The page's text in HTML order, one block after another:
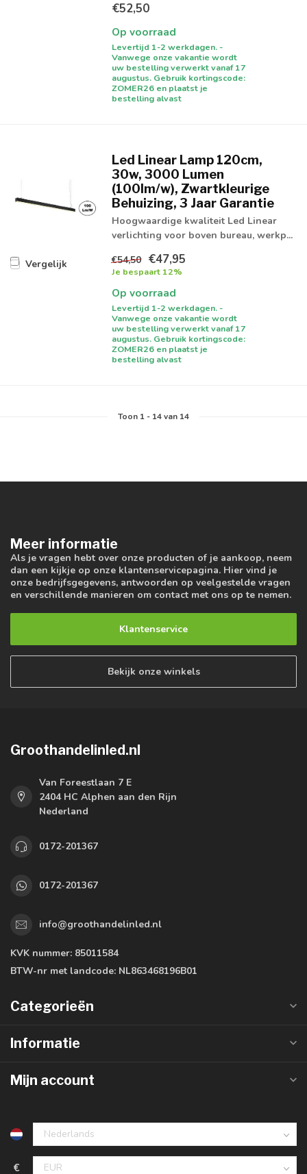
€52,50
Op voorraad
Levertijd 1-2 werkdagen. -
Vanwege onze vakantie wordt
uw bestelling verwerkt vanaf 17
augustus. Gebruik kortingscode:
ZOMER26 en plaatst je
bestelling alvast
Vergelijk
Led Linear Lamp 120cm,
30w, 3000 Lumen
(100lm/w), Zwartkleurige
Behuizing, 3 Jaar Garantie
Hoogwaardige kwaliteit Led Linear
verlichting voor boven bureau, werkp...
€54,50 €47,95
Je bespaart 12%
Op voorraad
Levertijd 1-2 werkdagen. -
Vanwege onze vakantie wordt
uw bestelling verwerkt vanaf 17
augustus. Gebruik kortingscode:
ZOMER26 en plaatst je
bestelling alvast
Toon 1- 14van 14
Meer informatie
Als je vragen hebt over onze producten of je aankoop, neem
dan een kijkje op onze klantenservicepagina. Hier vind je
onze bedrijfsgegevens, antwoorden op veelgestelde vragen
en verschillende manieren om contact met ons op te nemen.
Klantenservice
Bekijk onze winkels
Groothandelinled.nl
Van Foreestlaan 7 E
2404 HC Alphen aan den Rijn
Nederland
0172-201367
0172-201367
info@groothandelinled.nl
KVK nummer: 85011584
BTW-nr met landcode: NL863468196B01
Categorieën
Informatie
Mijn account
€